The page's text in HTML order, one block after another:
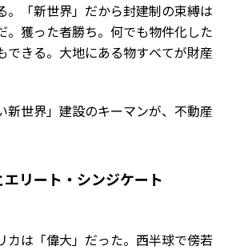
。「新世界」だから封建制の束縛は
。獲った者勝ち。何でも物件化した
できる。大地にある物すべてが財産
世界」建設のキーマンが、不動産
リート・シンジケート
カは「偉大」だった。西半球で傍若